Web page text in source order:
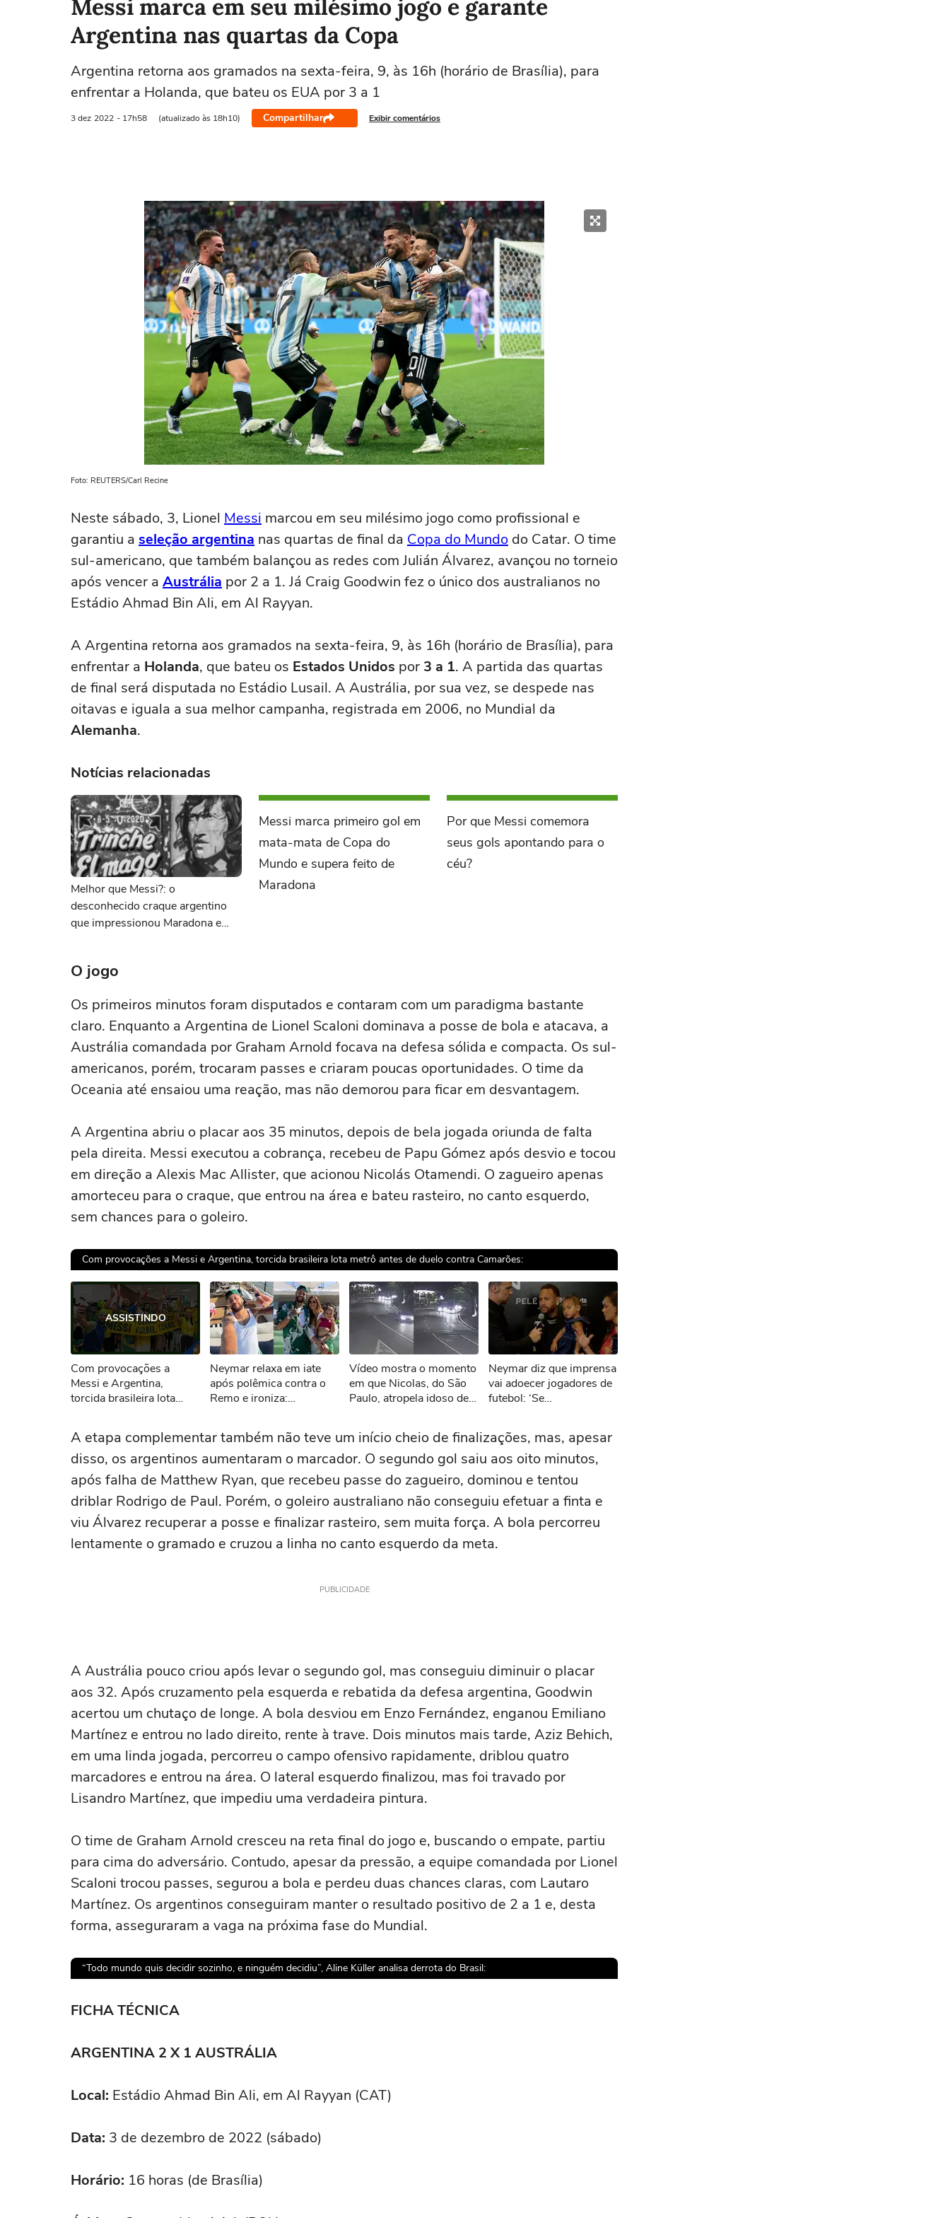
Messi marca em seu milésimo jogo e garante
Argentina nas quartas da Copa
Argentina retorna aos gramados na sexta-feira, 9, às 16h (horário de Brasília), para
enfrentar a Holanda, que bateu os EUA por 3 a 1
3 dez 2022 - 17h58 (atualizado às 18h10) Compartilhar Exibir comentários
Foto: REUTERS/Carl Recine
Neste sábado, 3, Lionel Messi marcou em seu milésimo jogo como profissional e
garantiu a seleção argentina nas quartas de final da Copa do Mundo do Catar. O time
sul-americano, que também balançou as redes com Julián Álvarez, avançou no torneio
após vencer a Austrália por 2 a 1. Já Craig Goodwin fez o único dos australianos no
Estádio Ahmad Bin Ali, em Al Rayyan.
A Argentina retorna aos gramados na sexta-feira, 9, às 16h (horário de Brasília), para
enfrentar a Holanda, que bateu os Estados Unidos por 3 a 1. A partida das quartas
de final será disputada no Estádio Lusail. A Austrália, por sua vez, se despede nas
oitavas e iguala a sua melhor campanha, registrada em 2006, no Mundial da
Alemanha.
Notícias relacionadas
Melhor que Messi?: o
desconhecido craque argentino
que impressionou Maradona e
Messi marca primeiro gol em
mata-mata de Copa do
Mundo e supera feito de
Maradona
Por que Messi comemora
seus gols apontando para o
céu?
O jogo
Os primeiros minutos foram disputados e contaram com um paradigma bastante
claro. Enquanto a Argentina de Lionel Scaloni dominava a posse de bola e atacava, a
Austrália comandada por Graham Arnold focava na defesa sólida e compacta. Os sul-
americanos, porém, trocaram passes e criaram poucas oportunidades. O time da
Oceania até ensaiou uma reação, mas não demorou para ficar em desvantagem.
A Argentina abriu o placar aos 35 minutos, depois de bela jogada oriunda de falta
pela direita. Messi executou a cobrança, recebeu de Papu Gómez após desvio e tocou
em direção a Alexis Mac Allister, que acionou Nicolás Otamendi. O zagueiro apenas
amorteceu para o craque, que entrou na área e bateu rasteiro, no canto esquerdo,
sem chances para o goleiro.
Com provocações a Messi e Argentina, torcida brasileira lota metrô antes de duelo contra Camarões:
Ops!
Não foi possível reproduzir o vídeo
Tentar novamente
ASSISTINDO
Com provocações a
Messi e Argentina,
torcida brasileira lota
Neymar relaxa em iate
após polêmica contra o
Remo e ironiza:
Vídeo mostra o momento
em que Nicolas, do São
Paulo, atropela idoso de
Neymar diz que imprensa
vai adoecer jogadores de
futebol: ‘Se
A etapa complementar também não teve um início cheio de finalizações, mas, apesar
disso, os argentinos aumentaram o marcador. O segundo gol saiu aos oito minutos,
após falha de Matthew Ryan, que recebeu passe do zagueiro, dominou e tentou
driblar Rodrigo de Paul. Porém, o goleiro australiano não conseguiu efetuar a finta e
viu Álvarez recuperar a posse e finalizar rasteiro, sem muita força. A bola percorreu
lentamente o gramado e cruzou a linha no canto esquerdo da meta.
PUBLICIDADE
A Austrália pouco criou após levar o segundo gol, mas conseguiu diminuir o placar
aos 32. Após cruzamento pela esquerda e rebatida da defesa argentina, Goodwin
acertou um chutaço de longe. A bola desviou em Enzo Fernández, enganou Emiliano
Martínez e entrou no lado direito, rente à trave. Dois minutos mais tarde, Aziz Behich,
em uma linda jogada, percorreu o campo ofensivo rapidamente, driblou quatro
marcadores e entrou na área. O lateral esquerdo finalizou, mas foi travado por
Lisandro Martínez, que impediu uma verdadeira pintura.
O time de Graham Arnold cresceu na reta final do jogo e, buscando o empate, partiu
para cima do adversário. Contudo, apesar da pressão, a equipe comandada por Lionel
Scaloni trocou passes, segurou a bola e perdeu duas chances claras, com Lautaro
Martínez. Os argentinos conseguiram manter o resultado positivo de 2 a 1 e, desta
forma, asseguraram a vaga na próxima fase do Mundial.
“Todo mundo quis decidir sozinho, e ninguém decidiu”, Aline Küller analisa derrota do Brasil:
Ops!
FICHA TÉCNICA
ARGENTINA 2 X 1 AUSTRÁLIA
Local: Estádio Ahmad Bin Ali, em Al Rayyan (CAT)
Data: 3 de dezembro de 2022 (sábado)
Horário: 16 horas (de Brasília)